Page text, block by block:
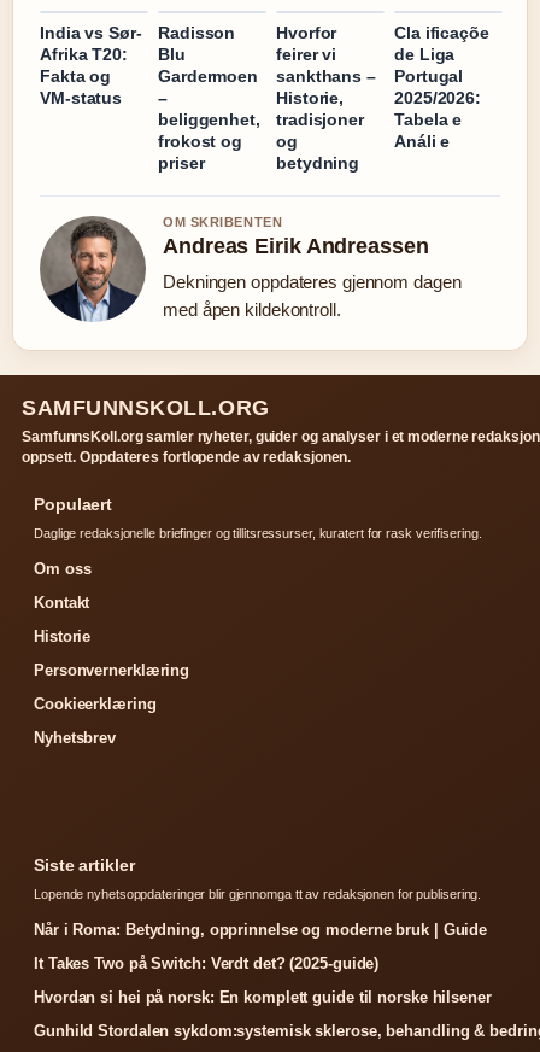
India vs Sør-
Afrika T20:
Fakta og
VM-status
Radisson
Blu
Gardermoen
–
beliggenhet,
frokost og
priser
Hvorfor
feirer vi
sankthans –
Historie,
tradisjoner
og
betydning
Cla ificaçõe
de Liga
Portugal
2025/2026:
Tabela e
Análi e
OM SKRIBENTEN
Andreas Eirik Andreassen
Dekningen oppdateres gjennom dagen
med åpen kildekontroll.
SAMFUNNSKOLL.ORG
SamfunnsKoll.org samler nyheter, guider og analyser i et moderne
oppsett. Oppdateres fortlopende av redaksjonen.
Populaert
Daglige redaksjonelle briefinger og tillitsressurser, kuratert for rask verifisering.
Om oss
Kontakt
Historie
Personvernerklæring
Cookieerklæring
Nyhetsbrev
Siste artikler
Lopende nyhetsoppdateringer blir gjennomga tt av redaksjonen for publisering.
Når i Roma: Betydning, opprinnelse og moderne bruk | Guide
It Takes Two på Switch: Verdt det? (2025-guide)
Hvordan si hei på norsk: En komplett guide til norske hilsener
Gunhild Stordalen sykdom:systemisk sklerose, behandling &